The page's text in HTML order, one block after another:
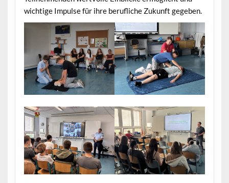
wichtige Impulse für ihre berufliche Zukunft gegeben.